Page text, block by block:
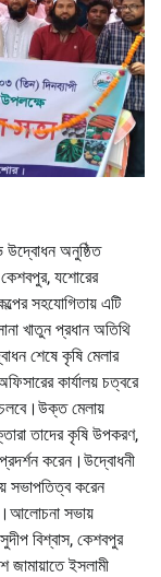
উদ্বোধন অনুষ্ঠিত
যশোরের
সহযোগিতায় এটি
খাতুন প্রধান অতিথি
শেষে কৃষি মেলার
কার্যালয় চত্বরে
মেলায়
তাদের কৃষি উপকরণ,
করেন।উদ্বোধনী
সভাপতিত্ব করেন
সভায়
বিশ্বাস, কেশবপুর
জামায়াতে ইসলামী